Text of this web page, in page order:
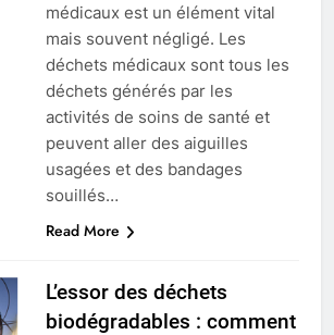
médicaux est un élément vital
mais souvent négligé. Les
déchets médicaux sont tous les
déchets générés par les
activités de soins de santé et
peuvent aller des aiguilles
usagées et des bandages
souillés…
Read More
L’essor des déchets
biodégradables : comment